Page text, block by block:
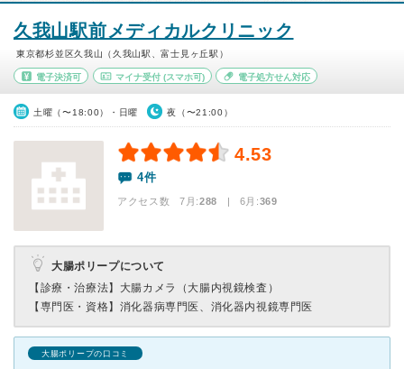
久我山駅前メディカルクリニック
東京都杉並区久我山（久我山駅、富士見ヶ丘駅）
電子決済可 マイナ受付(スマホ可) 電子処方せん対応
土曜（〜18:00）・日曜 夜（〜21:00）
4.53
4件
アクセス数 7月:288 | 6月:369
大腸ポリープについて
【診療・治療法】 大腸カメラ（大腸内視鏡検査）
【専門医・資格】 消化器病専門医、消化器内視鏡専門医
大腸ポリープの口コミ